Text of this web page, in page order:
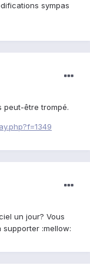
sympas
peut-être trompé.
un jour? Vous
:mellow: